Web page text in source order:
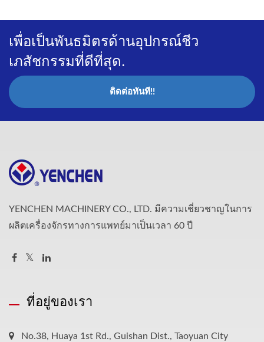
เพื่อเป็นพันธมิตรด้านอุปกรณ์ชีว
เภสัชกรรมที่ดีที่สุด.
ติดต่อทันที!!
YENCHEN MACHINERY CO., LTD. มีความเชี่ยวชาญในการ
ผลิตเครื่องจักรทางการแพทย์มาเป็นเวลา 60 ปี
ที่อยู่ของเรา
No.38, Huaya 1st Rd., Guishan Dist., Taoyuan City